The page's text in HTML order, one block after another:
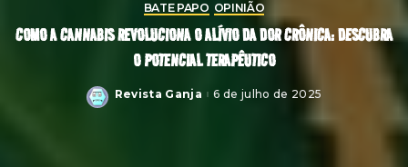
BATE PAPO OPINIÃO
COMO A CANNABIS REVOLUCIONA O ALÍVIO DA DOR CRÔNICA: DESCUBRA
O POTENCIAL TERAPÊUTICO
Posted
Revista Ganja 6 de julho de 2025